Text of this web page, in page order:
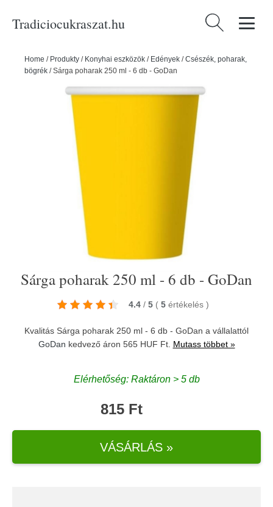
Tradiciocukraszat.hu Keresés:
Home / Produkty / Konyhai eszközök / Edények /Csészék, poharak,
bögrék /Sárga poharak 250 ml - 6 db - GoDan
Sárga poharak 250 ml - 6 db - GoDan
4.4 / 5 ( 5 értékelés )
Kvalitás Sárga poharak 250 ml - 6 db - GoDan a vállalattól
GoDan kedvező áron 565 HUF Ft. Mutass többet »
Elérhetőség: Raktáron > 5 db
815 Ft
VÁSÁRLÁS »